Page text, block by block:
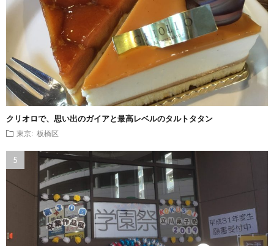
クリオロで、思い出のガイアと最高レベルのタルトタタン
東京: 板橋区